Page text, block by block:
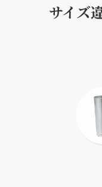
サイズ